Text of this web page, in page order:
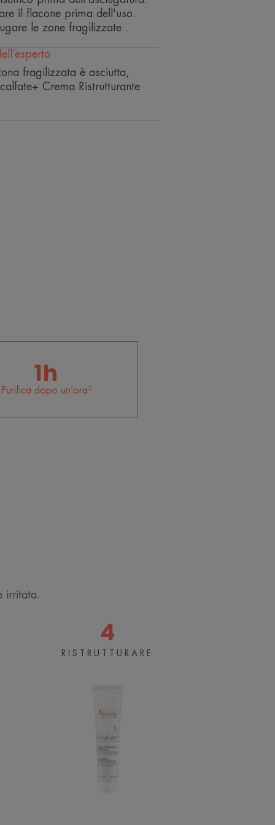
dopo l’utilizzo del
prima di conferirlo in raccolta
Formato 100ml - EAN
il flacone prima dell'uso.
le zone fragilizzate .
fragilizzata è asciutta,
Crema Ristrutturante
1h
Purifica dopo un’ora²
irritata.
4Crema
RISTRUTTURARE